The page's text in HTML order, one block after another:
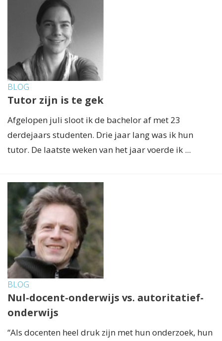
BLOG
Tutor zijn is te gek
Afgelopen juli sloot ik de bachelor af met 23
derdejaars studenten. Drie jaar lang was ik hun
tutor. De laatste weken van het jaar voerde ik ...
BLOG
Nul-docent-onderwijs vs. autoritatief-
onderwijs
“Als docenten heel druk zijn met hun onderzoek, hun